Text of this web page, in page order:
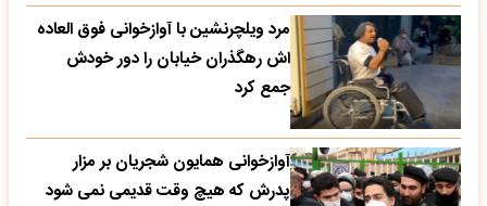
مرد ویلچرنشین با آوازخوانی فوق العاده
اش رهگذران خیابان را دور خودش
جمع کرد
آوازخوانی همایون شجریان بر مزار
پدرش که هیچ وقت قدیمی نمی شود